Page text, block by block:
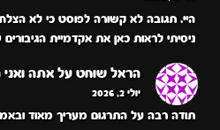
היי. תגובה לא קשורה לפוסט כי לא
ניסיתי לראות כאן את אקדמיית
הראל שוחט על אתה ואני
יולי 2, 2026
תודה רבה על התרגום מעריך מאוד